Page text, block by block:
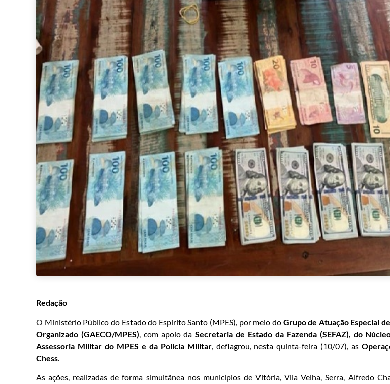
Redação
O Ministério Público do Estado do Espírito Santo (MPES), por meio do Grupo de Atuação Especial
Organizado (GAECO/MPES) , com apoio da Secretaria de Estado da Fazenda (SEFAZ), do
Assessoria Militar do MPES e da Polícia Militar, deflagrou, nesta quinta-feira (10/07), as
Chess
As ações, realizadas de forma simultânea nos municípios de Vitória, Vila Velha, Serra, Alfredo